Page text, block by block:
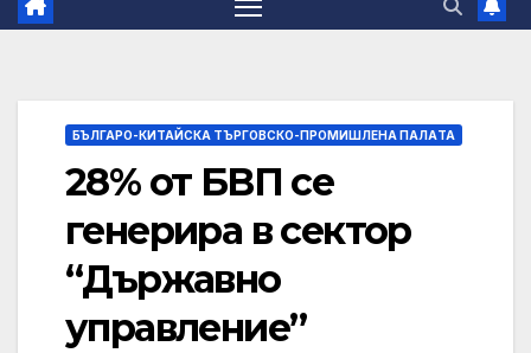
БЪЛГАРО-КИТАЙСКА ТЪРГОВСКО-ПРОМИШЛЕНА ПАЛAТА
28% от БВП се
генерира в сектор
“Държавно
управление”